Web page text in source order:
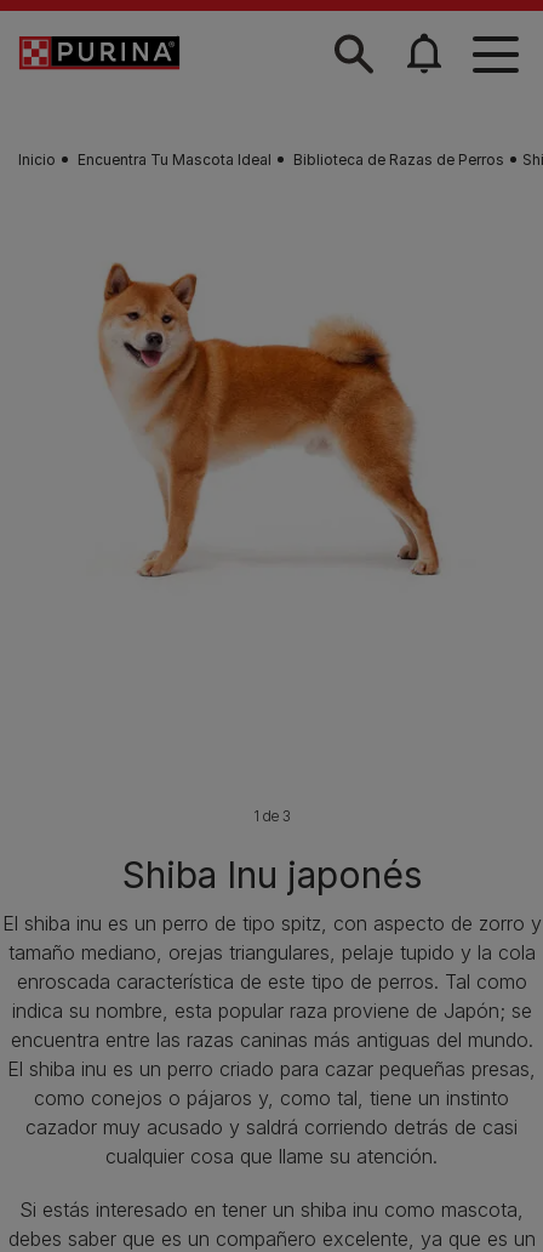
Skip to main content
Inicio Encuentra Tu Mascota Ideal Biblioteca de Razas de Perros
Shiba Inu japonés
El shiba inu es un perro de tipo spitz, con aspecto de zorro y
tamaño mediano, orejas triangulares, pelaje tupido y la cola
enroscada característica de este tipo de perros. Tal como
indica su nombre, esta popular raza proviene de Japón; se
encuentra entre las razas caninas más antiguas del mundo.
El shiba inu es un perro criado para cazar pequeñas presas,
como conejos o pájaros y, como tal, tiene un instinto
cazador muy acusado y saldrá corriendo detrás de casi
cualquier cosa que llame su atención.
Si estás interesado en tener un shiba inu como mascota,
debes saber que es un compañero excelente, ya que es un
1 de 3